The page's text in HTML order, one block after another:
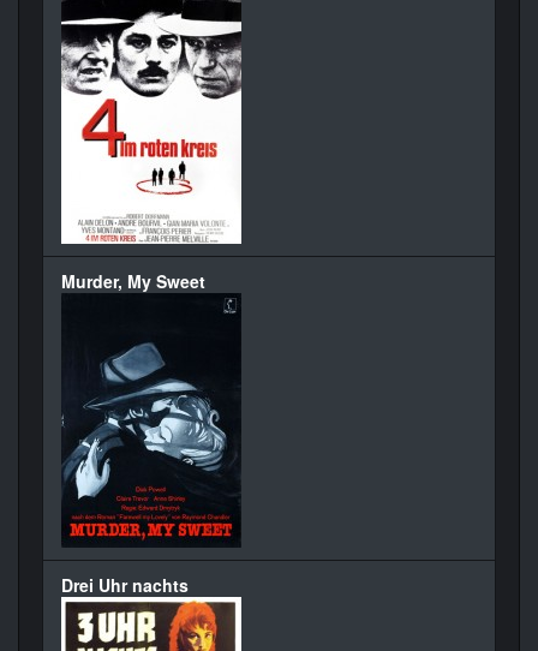
Murder, My Sweet
Drei Uhr nachts